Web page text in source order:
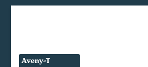
Aveny-T